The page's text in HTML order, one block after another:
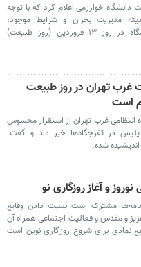
خوارزمی اعلام کرد که با توجه
مدیریت بحران و شرایط موجود،
استفاده همکاران از فضای سبز دانشگاه در روز ۱۳ فروردین (روز طبیعت)
غرب تهران در روز طبیعت
است
انتظامی غرب تهران از استقرار محسوس
در تفرجگاه‌ها خبر داد و گفت:
شده.
و آغاز روزگاری نو
مشترک است نسبت دادن وقایع
و مقدس و فعالیت اجتماعی همراه آن
نمادی برای شروع روزگاری نوین است